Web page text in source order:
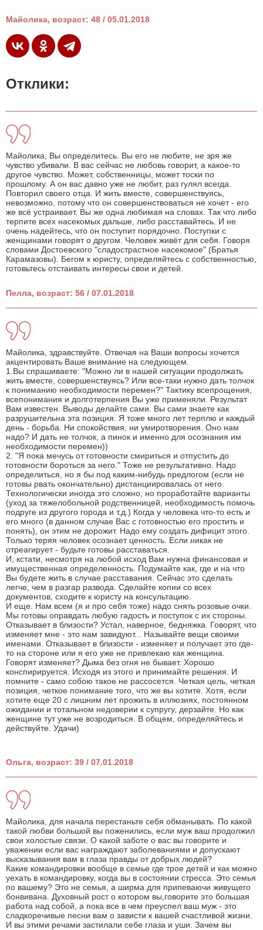
Майолика, возраст: 48 / 05.01.2018
Отклики:
Майолика, Вы определитесь. Вы его не любите, не зря же
чувство убивали. В вас сейчас не любовь говорит, а какое-то
другое чувство. Может, собственницы, может тоски по
прошлому. А он вас давно уже не любит, раз гулял всегда.
Повторил своего отца. И жить вместе, совершенствуясь,
невозможно, потому что он совершенствоваться не хочет - его
же всё устраивает. Вы же одна любимая на словах. Так что либо
терпите всех насекомых дальше, либо расставайтесь. И не
очень надейтесь, что он поступит порядочно. Поступки с
женщинами говорят о другом. Человек живёт для себя. Говоря
словами Достоевского "сладострастное насекомое" (Братья
Карамазовы). Бегом к юристу, определяйтесь с собственностью,
готовьтесь отстаивать интересы свои и детей.
Пелла, возраст: 56 / 07.01.2018
Майолика, здравствуйте. Отвечая на Ваши вопросы хочется
акцентировать Ваше внимание на следующем.
1.Вы спрашиваете: "Можно ли в нашей ситуации продолжать
жить вместе, совершенствуясь? Или все-таки нужно дать толчок
к пониманию необходимости перемен?" Тактику всепрощения,
всепонимания и долготерпения Вы уже применяли. Результат
Вам известен. Выводы делайте сами. Вы сами знаете как
разрушительна эта позиция. Я тоже много лет терплю и каждый
день - борьба. Ни спокойствия, ни умиротворения. Оно нам
надо? И дать не толчок, а пинок и именно для осознания им
необходимости перемен))
2. "Я пока мечусь от готовности смириться и отпустить до
готовности бороться за него." Тоже не результативно. Надо
определиться, но я бы под каким-нибудь предлогом (если не
готовы рвать окончательно) дистанциировалась от него.
Технологически иногда это сложно, но проработайте варианты
(уход за тяжелобольной родственницей, необходимость помочь
подруге из другого города и т.д.) Когда у человека что-то есть и
его много (в данном случае Вас с готовностью его простить и
понять), он этим не дорожит. Надо ему создать дифицит этого.
Только теряя человек осознает ценность. Если никак не
отреагирует - будьте готовы расставаться.
И, кстати, несмотря на любой исход Вам нужна финансовая и
имущественная определенность. Подумайте как, где и на что
Вы будете жить в случае расставания. Сейчас это сделать
легче, чем в разгар развода. Сделайте копии со всех
документов, сходите к юристу на консультацию.
И еще. Нам всем (я и про себя тоже) надо снять розовые очки.
Мы готовы оправдать любую гадость и поступок с их стороны.
Отказывает в близости? Устал, наверное, бедняжка. Говорят, что
изменяет мне - это нам завидуют... Называйте вещи своими
именами. Отказывает в близости - изменяет и получает это где-
то на стороне или я его уже не привлекаю как женщина.
Говорят изменяет? Дыма без огня не бывает. Хорошо
конспирируется. Исходя из этого и принимайте решения. И
помните - само собою такое не рассосется. Четкая цель, четкая
позиция, четкое понимание того, что же вы хотите. Хотя, если
хотите еще 20 с лишним лет прожить в иллюзиях, постоянном
ожидании и тотальном недоверии к супругу, дерзайте. Но как
женщине тут уже не возродиться. В общем, определяйтесь и
действуйте. Удачи)
Ольга, возраст: 39 / 07.01.2018
Майолика, для начала перестаньте себя обманывать. По какой
такой любви большой вы поженились, если муж ваш продолжил
свои холостые связи. О какой заботе о вас вы говорите и
уважении если вас награждают заболеваниями и допускают
высказывания вам в глаза правды от добрых людей?
Какие командировки вообще в семье где трое детей и как можно
уехать в командировку, когда вы в состоянии стресса. Это семья
по вашему? Это не семья, а ширма для припеваючи живущего
бонвивана. Духовный рост о котором вы,говорите это большая
работа над собой, а пока все в чем преуспел ваш муж - это
сладкоречивые песни вам о зависти к вашей счастливой жизни.
И вы этими речами застилали себе глаза и уши. Зачем вы